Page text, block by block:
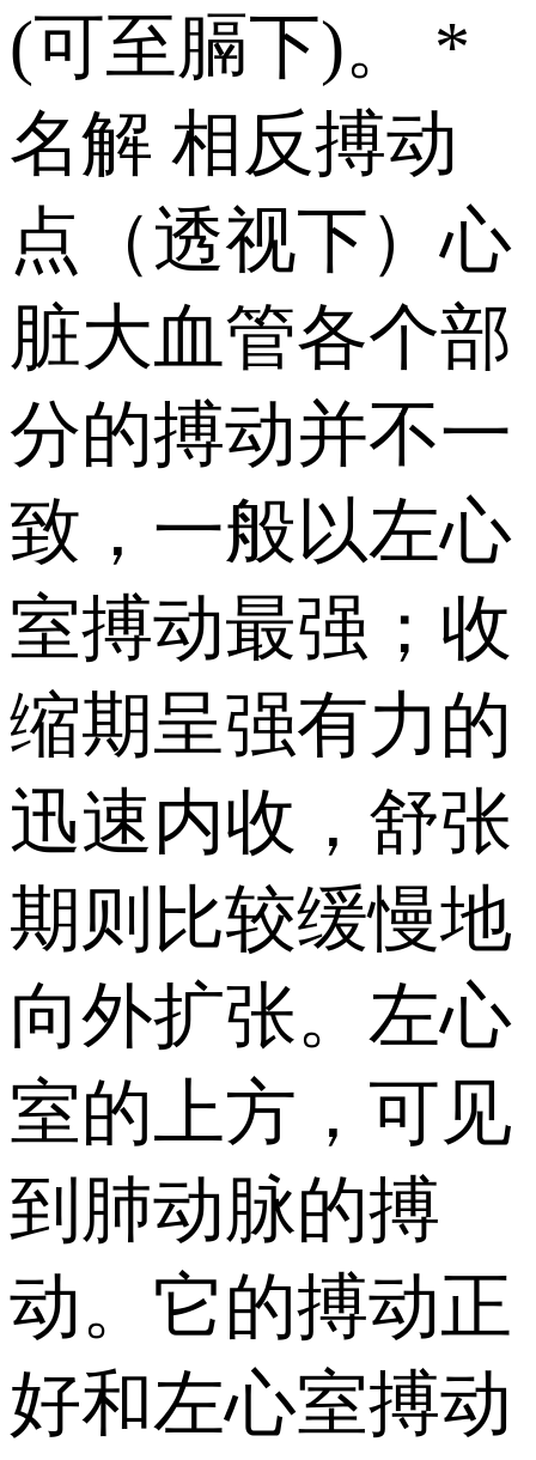
(可至膈下)。 *
名解 相反搏动
点（透视下）心
脏大血管各个部
分的搏动并不一
致，一般以左心
室搏动最强；收
缩期呈强有力的
迅速内收，舒张
期则比较缓慢地
向外扩张。左心
室的上方，可见
到肺动脉的搏
动。它的搏动正
好和左心室搏动